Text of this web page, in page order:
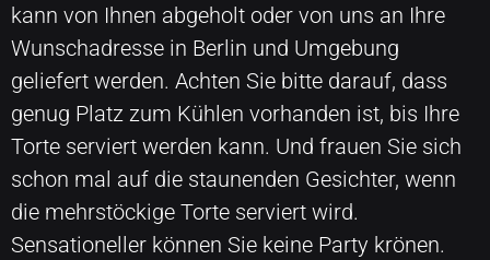
kann von Ihnen abgeholt oder von uns an Ihre
Wunschadresse in Berlin und Umgebung
geliefert werden. Achten Sie bitte darauf, dass
genug Platz zum Kühlen vorhanden ist, bis Ihre
Torte serviert werden kann. Und frauen Sie sich
schon mal auf die staunenden Gesichter, wenn
die mehrstöckige Torte serviert wird.
Sensationeller können Sie keine Party krönen.